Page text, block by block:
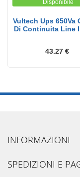
Disponibile
Vultech Ups 650Va
Di Continuita Line
43.27 €
INFORMAZIONI
SPEDIZIONI E